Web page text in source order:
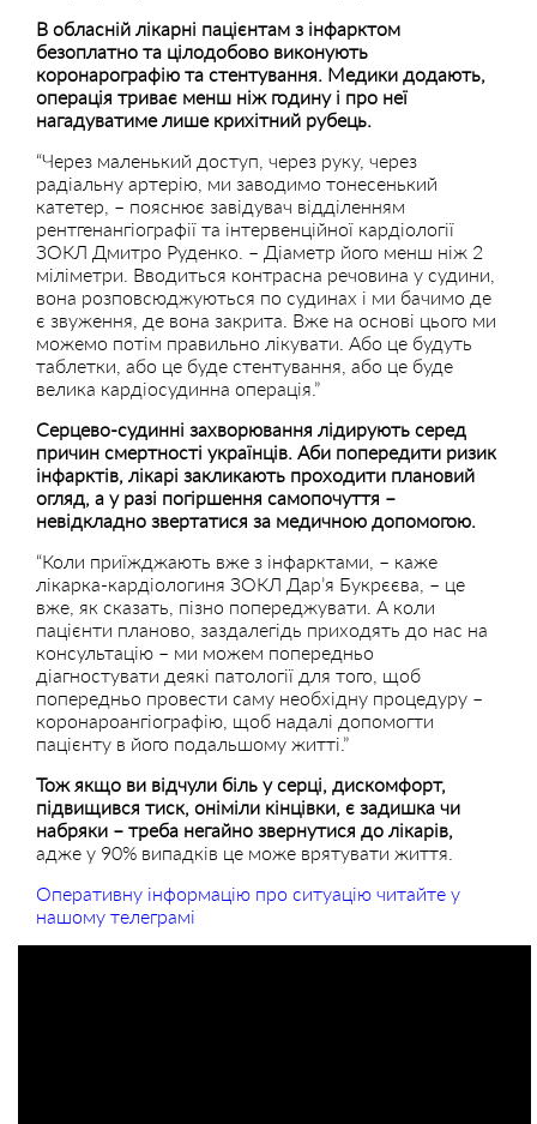
В обласній лікарні пацієнтам з інфарктом
безоплатно та цілодобово виконують
коронарографію та стентування. Медики додають,
операція триває менш ніж годину і про неї
нагадуватиме лише крихітний рубець.
“Через маленький доступ, через руку, через
радіальну артерію, ми заводимо тонесенький
катетер, – пояснює завідувач відділенням
рентгенангіографії та інтервенційної кардіології
ЗОКЛ Дмитро Руденко. – Діаметр його менш ніж 2
міліметри. Вводиться контрасна речовина у судини,
вона розповсюджуються по судинах і ми бачимо де
є звуження, де вона закрита. Вже на основі цього ми
можемо потім правильно лікувати. Або це будуть
таблетки, або це буде стентування, або це буде
велика кардіосудинна операція.”
Серцево-судинні захворювання лідирують серед
причин смертності українців. Аби попередити ризик
інфарктів, лікарі закликають проходити плановий
огляд, а у разі погіршення самопочуття –
невідкладно звертатися за медичною допомогою.
“Коли приїжджають вже з інфарктами, – каже
лікарка-кардіологиня ЗОКЛ Дар’я Букрєєва, – це
вже, як сказать, пізно попереджувати. А коли
пацієнти планово, заздалегідь приходять до нас на
консультацію – ми можем попередньо
діагностувати деякі патології для того, щоб
попередньо провести саму необхідну процедуру –
коронароангіографію, щоб надалі допомогти
пацієнту в його подальшому житті.”
Тож якщо ви відчули біль у серці, дискомфорт,
підвищився тиск, оніміли кінцівки, є задишка чи
набряки – треба негайно звернутися до лікарів,
адже у 90% випадків це може врятувати життя.
Оперативну інформацію про ситуацію читайте у
нашому телеграмі